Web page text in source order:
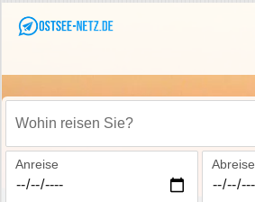
Wohin reisen Sie?
Anreise Abreise